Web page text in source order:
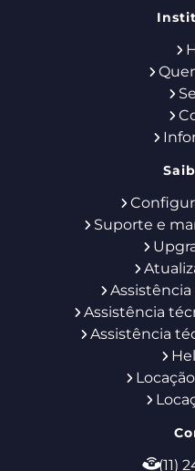
Suporte e
Assistência
Assistência
Assistência
(11)